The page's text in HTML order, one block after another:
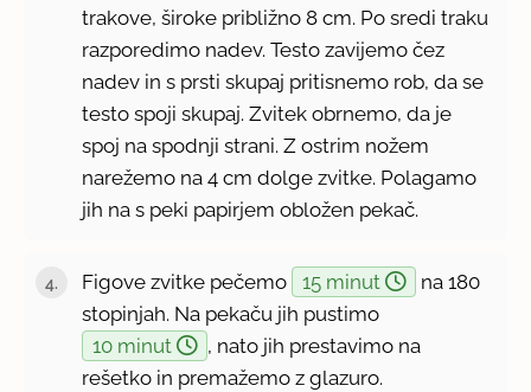
trakove, široke približno 8 cm. Po sredi traku
razporedimo nadev. Testo zavijemo čez
nadev in s prsti skupaj pritisnemo rob, da se
testo spoji skupaj. Zvitek obrnemo, da je
spoj na spodnji strani. Z ostrim nožem
narežemo na 4 cm dolge zvitke. Polagamo
jih na s peki papirjem obložen pekač.
Figove zvitke pečemo 15 minut
na 180
stopinjah. Na pekaču jih pustimo
10 minut
, nato jih prestavimo na
rešetko in premažemo z glazuro.